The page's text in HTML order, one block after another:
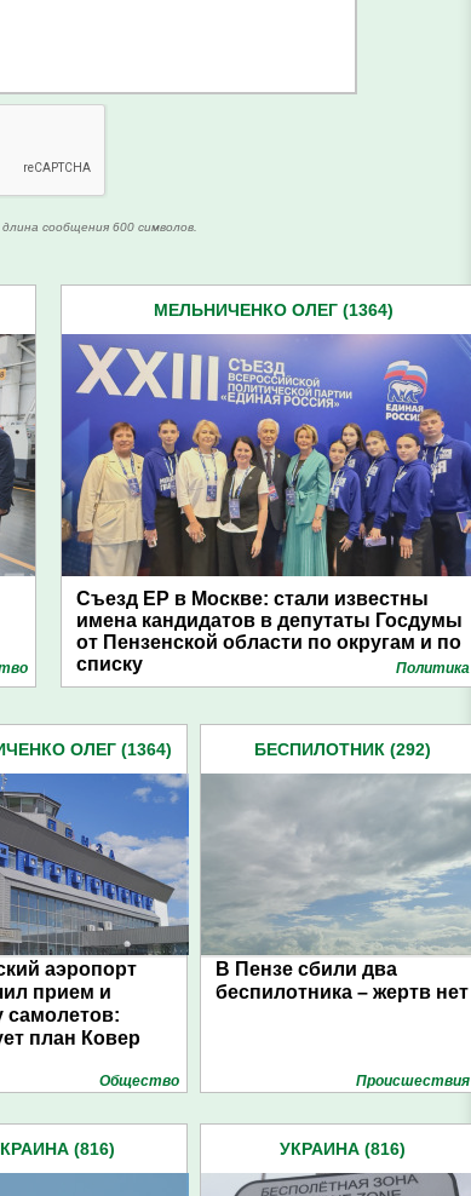
сообщения 600 символов.
МЕЛЬНИЧЕНКО ОЛЕГ (1364)
Съезд ЕР в Москве: стали известны
имена кандидатов в депутаты Госдумы
от Пензенской области по округам и по
списку
Политика
ОЛЕГ (1364)
аэропорт
прием и
самолетов:
план Ковер
Общество
БЕСПИЛОТНИК (292)
В Пензе сбили два
беспилотника – жертв нет
Проиcшествия
(816) УКРАИНА (816)